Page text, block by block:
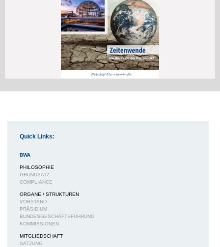
Quick Links:
BWA
PHILOSOPHIE
GRUNDSATZ
COMPLIANCE
ORGANE / STRUKTUREN
VORSTAND
PRÄSIDIUM
BUNDESGESCHÄFTSFÜHRUNG
KOMMISSIONEN
MITGLIEDSCHAFT
SATZUNG